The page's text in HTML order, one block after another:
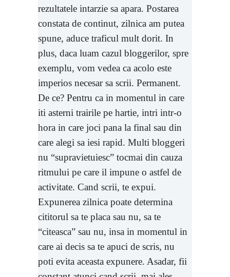
rezultatele intarzie sa apara. Postarea
constata de continut, zilnica am putea
spune, aduce traficul mult dorit. In
plus, daca luam cazul bloggerilor, spre
exemplu, vom vedea ca acolo este
imperios necesar sa scrii. Permanent.
De ce? Pentru ca in momentul in care
iti asterni trairile pe hartie, intri intr-o
hora in care joci pana la final sau din
care alegi sa iesi rapid. Multi bloggeri
nu “supravietuiesc” tocmai din cauza
ritmului pe care il impune o astfel de
activitate. Cand scrii, te expui.
Expunerea zilnica poate determina
cititorul sa te placa sau nu, sa te
“citeasca” sau nu, insa in momentul in
care ai decis sa te apuci de scris, nu
poti evita aceasta expunere. Asadar, fii